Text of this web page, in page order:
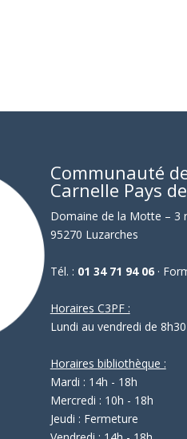
Communauté
Carnelle Pays
Domaine de la Motte – 3
95270 Luzarches
Tél. : 01 34 71 94 06·
Horaires C3PF :
Lundi au vendredi de
Horaires bibliothèque :
Mardi : 14h - 18h
Mercredi : 10h - 18h
Jeudi : Fermeture